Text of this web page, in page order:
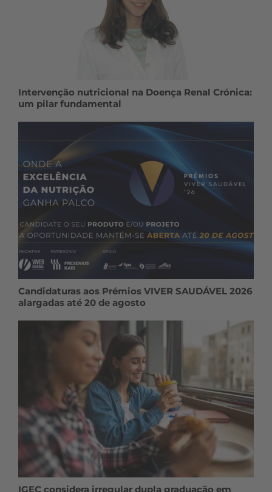
Intervenção nutricional na Doença Renal Crónica:
um pilar fundamental
Candidaturas aos Prémios VIVER SAUDÁVEL 2026
alargadas até 20 de agosto
IGEC considera irregular dupla graduação em